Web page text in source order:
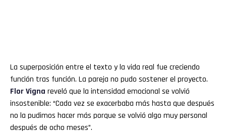
La superposición entre el texto y la vida real fue creciendo
función tras función. La pareja no pudo sostener el proyecto.
FlorVigna reveló que la intensidad emocional se volvió
insostenible: “Cada vez se exacerbaba más hasta que después
no la pudimos hacer más porque se volvió algo muy personal
después de ocho meses”.